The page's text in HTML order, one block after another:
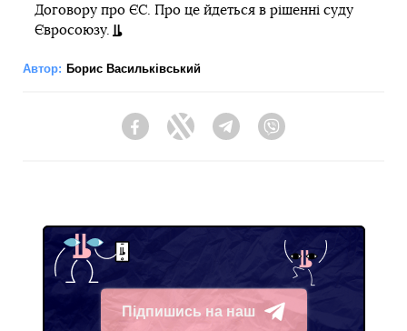
Договору про ЄС. Про це йдеться в рішенні суду
Євросоюзу.
Автор: Борис Васильківський
FacebookTwitter Telegram
Підпишись на наш
Telegram